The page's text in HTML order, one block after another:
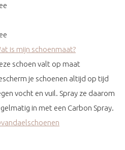
is mijn schoenmaat?
schoen valt op maat
je schoenen altijd op tijd
vocht en vuil. Spray ze daarom
in met een Carbon Spray.